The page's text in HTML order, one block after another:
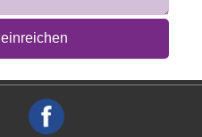
einreichen